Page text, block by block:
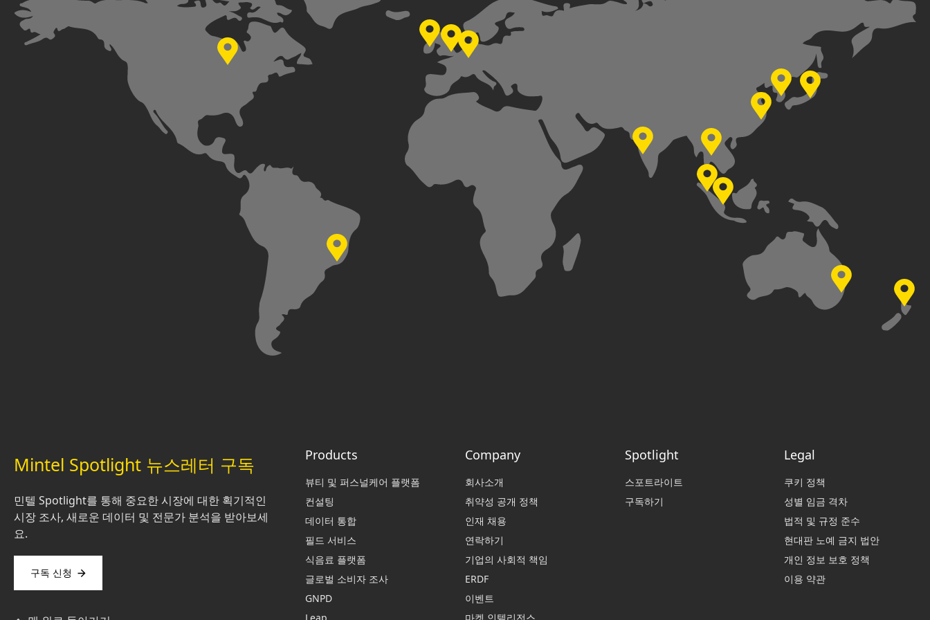
Mintel Spotlight 뉴스레터 구독
민텔 Spotlight를 통해 중요한 시장에 대한 획기적인
시장 조사, 새로운 데이터 및 전문가 분석을 받아보세
요.
구독 신청
Products
뷰티 및 퍼스널케어 플랫폼
컨설팅
데이터 통합
필드 서비스
식음료 플랫폼
글로벌 소비자 조사
GNPD
Leap
Company
회사소개
취약성 공개 정책
인재 채용
연락하기
기업의 사회적 책임
ERDF
이벤트
마켓 인텔리전스
Spotlight
스포트라이트
구독하기
Legal
쿠키 정책
성별 임금 격차
법적 및 규정 준수
현대판 노예 금지 법안
개인 정보 보호 정책
이용 약관